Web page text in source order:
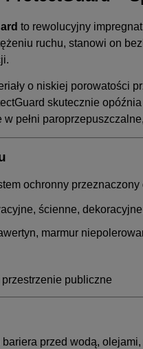
to rewolucyjny
ruchu, stanowi on
o niskiej porowatości
skutecznie
w pełni
ochronny
ścienne,
marmur
publiczne
bariera przed wodą,